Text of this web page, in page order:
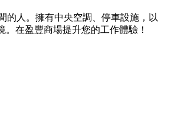
的人。擁有中央空調、停車設施，以
在盈豐商場提升您的工作體驗！